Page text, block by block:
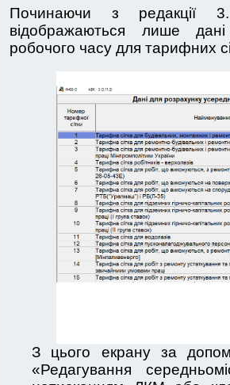
Починаючи з редакції
відображаються лише
робочого часу для тарифних
З цього екрану за
«Редагування